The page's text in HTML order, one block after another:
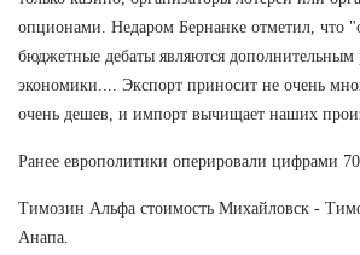
опционами. Недаром Бернанке отметил, что
бюджетные дебаты являются дополнительным
экономики.... Экспорт приносит не очень
очень дешев, и импорт вычищает наших
Ранее европолитики оперировали цифрами
Tимозин Альфа стоимость Михайловск -
Анапа.